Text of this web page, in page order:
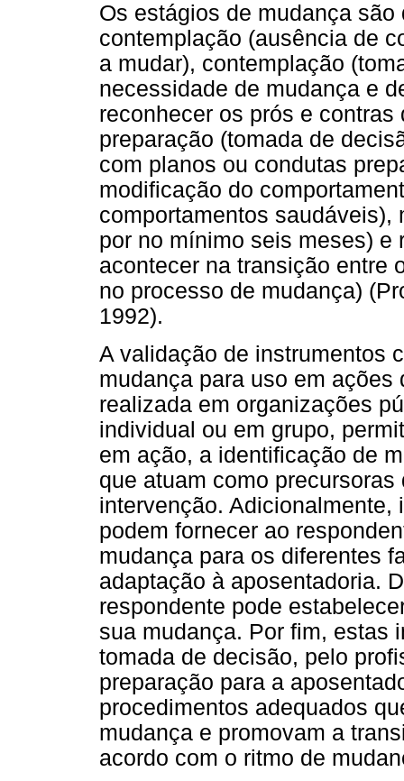
Os estágios de mudança
contemplação (ausência de
a mudar), contemplação
necessidade de mudança e
reconhecer os prós e
preparação (tomada de
com planos ou condutas
modificação do
comportamentos saudáveis),
por no mínimo seis meses) e
acontecer na transição entre
no processo de mudança)
1992).
A validação de instrumentos
mudança para uso em
realizada em organizações
individual ou em grupo,
em ação, a identificação de
que atuam como
intervenção.
podem fornecer ao
mudança para os diferentes
adaptação à aposentadoria.
respondente pode
sua mudança. Por fim, estas
tomada de decisão, pelo
preparação para a
procedimentos adequados
mudança e promovam a
acordo com o ritmo de